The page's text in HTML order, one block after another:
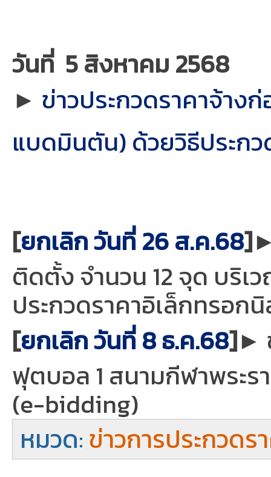
วันที่ 5 สิงหาคม 2568
► ข่าวประกวดราคาจ้า
แบดมินตัน) ด้วยวิธีประก
[ยกเลิก วันที่ 26 ส.ค.68]
ติดตั้ง จำนวน 12 จุด บริ
ประกวดราคาอิเล็กทรอก
[ยกเลิก วันที่ 8 ธ.ค.68]►
ฟุตบอล 1 สนามกีฬาพระร
(e-bidding)
หมวด:ข่าวการประกวดร